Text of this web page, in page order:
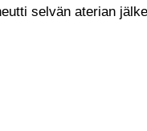
selvän aterian